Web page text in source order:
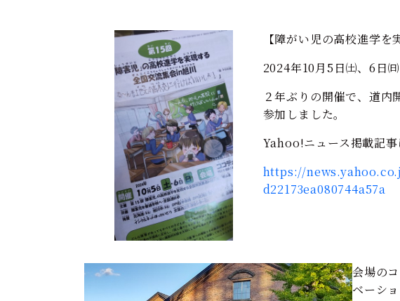
【障がい児の高校進学
2024年10月5日㈯、6日㈰
２年ぶりの開催で、道
参加しました。
Yahoo!ニュース掲載記
https://
d22173ea080744a57a
会場の
ベーシ